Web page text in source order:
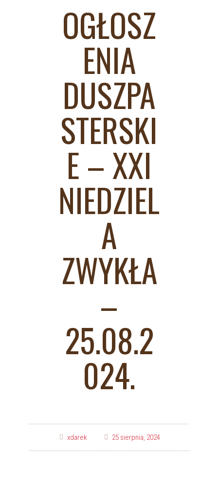
OGŁOSZ
ENIA
DUSZPA
STERSKI
E – XXI
NIEDZIEL
A
ZWYKŁA
–
25.08.2
024.
xdarek 25 sierpnia, 2024